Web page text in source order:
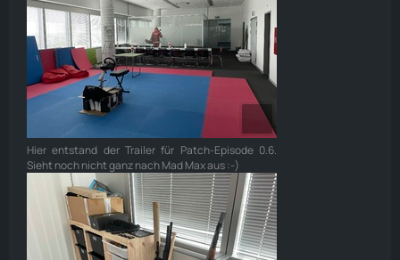
Hier entstand der Trailer für Patch-Episode 0.6.
Sieht noch nicht ganz nach Mad Max aus :-)